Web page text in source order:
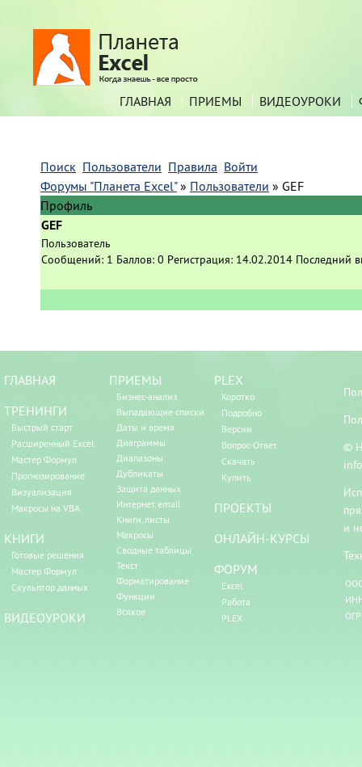
ГЛАВНАЯ ПРИЕМЫ ВИДЕОУРОКИ
Поиск Пользователи Правила Войти
Форумы "Планета Excel" » Пользователи » GEF
Профиль
GEF
Пользователь
Сообщений: 1 Баллов: 0 Регистрация: 14.02.2014 Последний
ГЛАВНАЯ
ТРЕНИНГИ
Быстрый старт
Расширенный Excel
Мастер Формул
Прогнозирование
Визуализация
Макросы на VBA
КНИГИ
Готовые решения
Мастер Формул
Скульптор данных
ВИДЕОУРОКИ
ПРИЕМЫ
Бизнес-анализ
Выпадающие списки
Даты и время
Диаграммы
Диапазоны
Дубликаты
Защита данных
Интернет, email
Книги, листы
Макросы
Сводные таблицы
Текст
Форматирование
Функции
Всякое
PLEX
Коротко
Подробно
Версии
Вопрос-Ответ
Скачать
Купить
ПРОЕКТЫ
ОНЛАЙН-КУРСЫ
ФОРУМ
Excel
Работа
PLEX
©
и